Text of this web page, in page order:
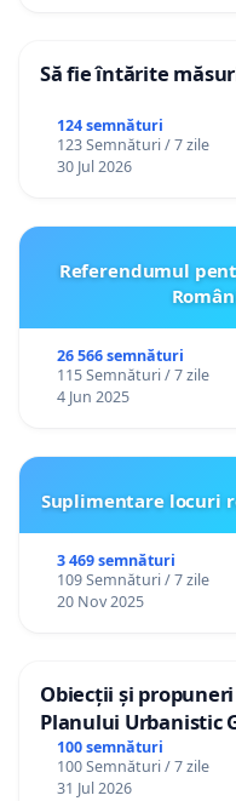
Să fie întărite
124 semnături
123 Semnături / 7 zile
30 Jul 2026
Referendumul
26 566 semnături
115 Semnături / 7 zile
4 Jun 2025
Suplimentare locuri
3 469 semnături
109 Semnături / 7 zile
20 Nov 2025
Obiecții și
Planului Urbanistic
100 semnături
100 Semnături / 7 zile
31 Jul 2026